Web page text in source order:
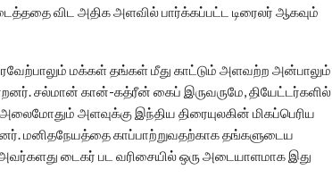
விட அதிக அளவில் பார்க்கப்பட்ட டிரைலர் ஆகவும்
மக்கள் தங்கள் மீது காட்டும் அளவற்ற அன்பாலும்
சல்மான் கான்-கத்ரீன் கைப் இருவருமே, தியேட்டர்களில்
அளவுக்கு இந்திய திரையுலகின் மிகப்பெரிய
மனிதநேயத்தை காப்பாற்றுவதற்காக தங்களுடைய
டைகர் பட வரிசையில் ஒரு அடையாளமாக இது